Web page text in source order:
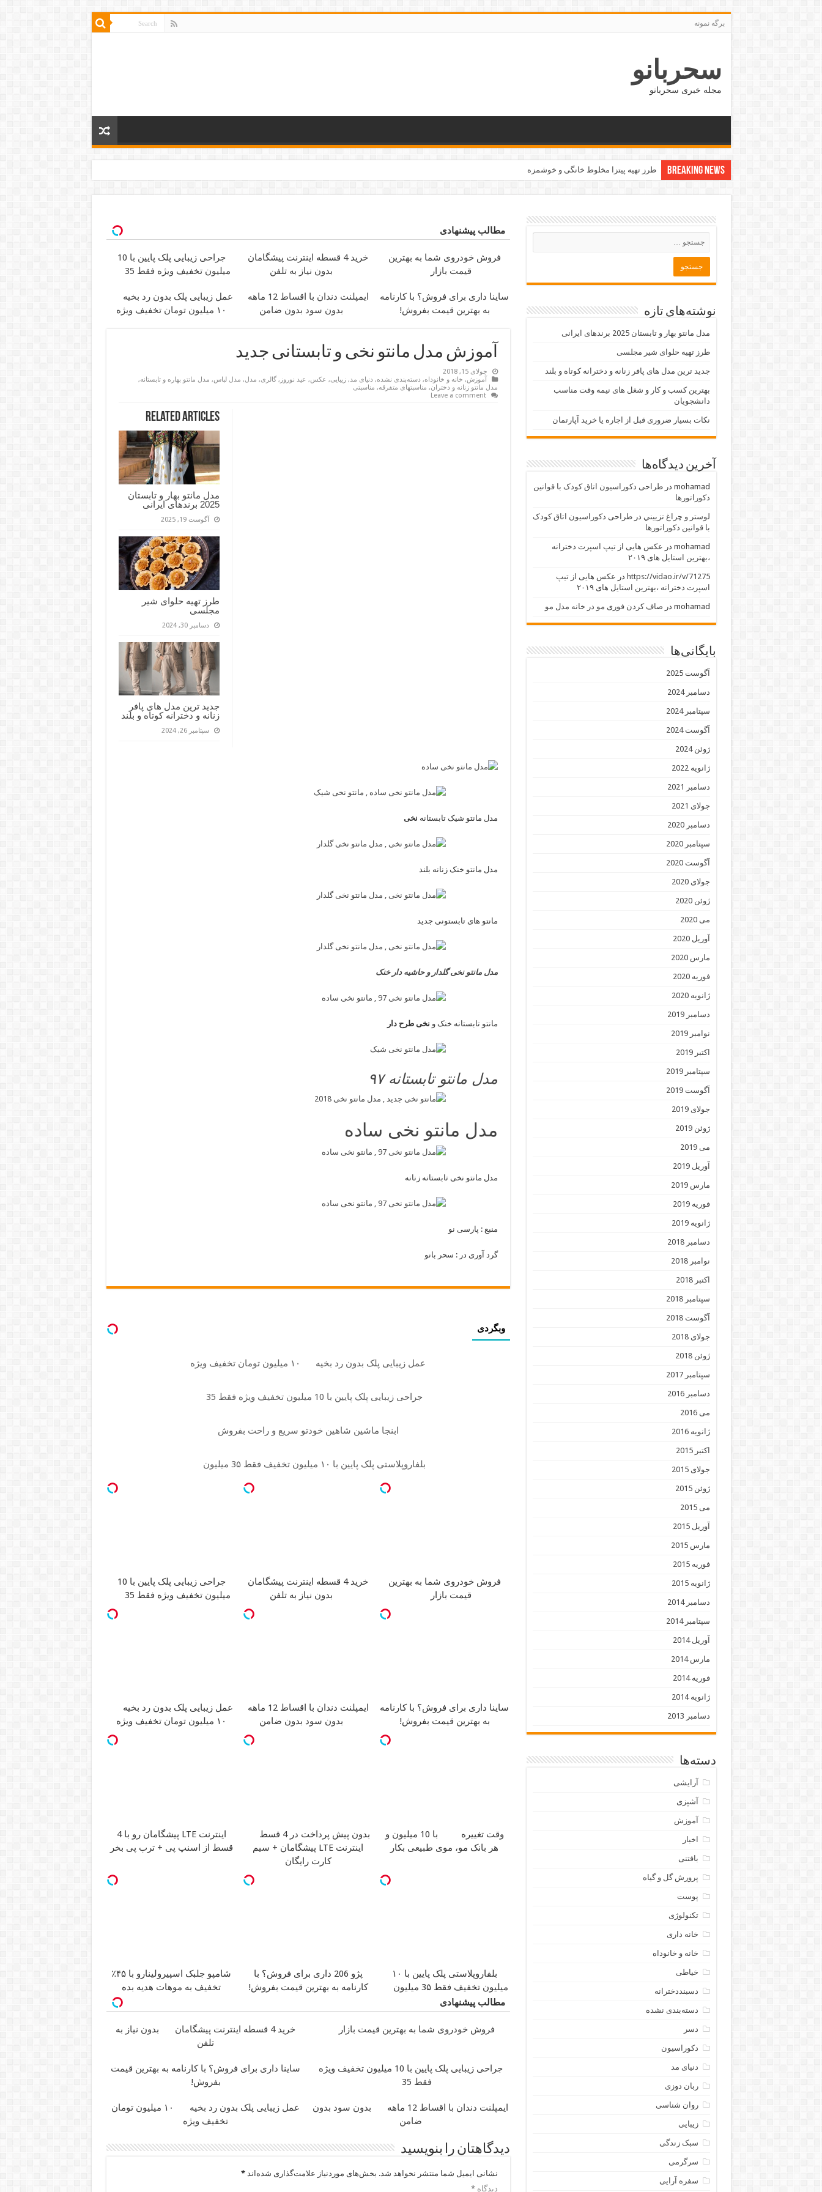
برگه نمونه
سحربانو
مجله خبری سحربانو
Breaking News طرز تهیه سالاد لوبیا،مناسب افراد دیابتی / انواع غذا مخصوص افراد دیابتی
مطالب پیشنهادی
فروش خودروی شما به بهترین
قیمت بازار
خرید 4 قسطه اینترنت پیشگامان
بدون نیاز به تلفن
جراحی زیبایی پلک پایین با 10
میلیون تخفیف ویژه فقط 35
ساینا داری برای فروش؟ با کارنامه
به بهترین قیمت بفروش!
ایمپلنت دندان با اقساط 12 ماهه
بدون سود بدون ضامن
عمل زیبایی پلک بدون رد بخیه
۱۰ میلیون تومان تخفیف ویژه
آموزش مدل مانتو نخی و تابستانی جدید
جولای 15, 2018
آموزش, خانه و خانوداه, دسته‌بندی نشده, دنیای مد,زیبایی, عکس, عید نوروز ,گالری, مدل, مدل لباس, مدل مانتو بهاره و تابستانه,
مدل مانتو زنانه و دختران, مناسبتهای متفرقه, مناسبتی
Leave a comment
Related Articles
مدل مانتو بهار و تابستان
2025 برندهای ایرانی
آگوست 19, 2025
طرز تهیه حلوای شیر
مجلسی
دسامبر 30, 2024
جدید ترین مدل های پافر
زنانه و دخترانه کوتاه و بلند
سپتامبر 26, 2024
مدل مانتو شیک تابستانه نخی
مدل مانتو خنک زنانه بلند
مانتو های تابستونی جدید
مدل مانتو نخی گلدار و حاشیه دار خنک
مانتو تابستانه خنک و نخی طرح دار
مدل مانتو تابستانه ۹۷
مدل مانتو نخی ساده
مدل مانتو نخی تابستانه زنانه
منبع : پارسی نو
گرد آوری در : سحر بانو
وبگردی
عمل زیبایی پلک بدون رد بخیه
جراحی زیبایی پلک پایین با 10 میلیون تخفیف ویژه فقط 35
ابنجا ماشین شاهین خودتو سریع و راحت بفروش
بلفاروپلاستی پلک پایین با ۱۰ میلیون تخفیف فقط 3۵ میلیون
فروش خودروی شما به بهترین
قیمت بازار
خرید 4 قسطه اینترنت پیشگامان
بدون نیاز به تلفن
جراحی زیبایی پلک پایین با 10
میلیون تخفیف ویژه فقط 35
ساینا داری برای فروش؟ با کارنامه
به بهترین قیمت بفروش!
ایمپلنت دندان با اقساط 12 ماهه
بدون سود بدون ضامن
عمل زیبایی پلک بدون رد بخیه
۱۰ میلیون تومان تخفیف ویژه
وقت تغییره
با 10 میلیون و
هر بانک مو، موی طبیعی بکار
بدون پیش پرداخت در 4 قسط
اینترنت LTE پیشگامان + سیم
کارت رایگان
اینترنت LTE پیشگامان رو با 4
قسط از اسنپ پی + ترب پی بخر
بلفاروپلاستی پلک پایین با ۱۰
میلیون تخفیف فقط 3۵ میلیون
پژو 206 داری برای فروش؟ با
کارنامه به بهترین قیمت بفروش!
شامپو جلبک اسپیرولینارو با ۴۵٪
تخفیف به موهات هدیه بده
مطالب پیشنهادی
فروش خودروی شما به بهترین قیمت بازار خرید 4 قسطه اینترنت پیشگامان
بدون نیاز به
تلفن
جراحی زیبایی پلک پایین با 10 میلیون تخفیف ویژه
فقط 35
ساینا داری برای فروش؟ با کارنامه به بهترین قیمت
بفروش!
ایمپلنت دندان با اقساط 12 ماهه
بدون سود بدون
ضامن
عمل زیبایی پلک بدون رد بخیه
۱۰ میلیون تومان
تخفیف ویژه
دیدگاهتان را بنویسید
نشانی ایمیل شما منتشر نخواهد شد. بخش‌های موردنیاز علامت‌گذاری شده‌اند*
دیدگاه*
نوشته‌های تازه
مدل مانتو بهار و تابستان 2025 برندهای ایرانی
طرز تهیه حلوای شیر مجلسی
جدید ترین مدل های پافر زنانه و دخترانه کوتاه و بلند
بهترین کسب و کار و شغل های نیمه وقت مناسب
دانشجویان
نکات بسیار ضروری قبل از اجاره یا خرید آپارتمان
آخرین دیدگاه‌ها
mohamad درطراحی دکوراسیون اتاق کودک با قوانین
دکوراتورها
لوستر و چراغ تزييني درطراحی دکوراسیون اتاق کودک
با قوانین دکوراتورها
mohamad در عکس هایی از تیپ اسپرت دخترانه
،بهترین استایل های ۲۰۱۹
https://vidao.ir/v/71275 در عکس هایی از تیپ
اسپرت دخترانه ،بهترین استایل های ۲۰۱۹
mohamad در صاف کردن فوری مو در خانه مدل مو
بایگانی‌ها
آگوست 2025
دسامبر 2024
سپتامبر 2024
آگوست 2024
ژوئن 2024
ژانویه 2022
دسامبر 2021
جولای 2021
دسامبر 2020
سپتامبر 2020
آگوست 2020
جولای 2020
ژوئن 2020
می 2020
آوریل 2020
مارس 2020
فوریه 2020
ژانویه 2020
دسامبر 2019
نوامبر 2019
اکتبر 2019
سپتامبر 2019
آگوست 2019
جولای 2019
ژوئن 2019
می 2019
آوریل 2019
مارس 2019
فوریه 2019
ژانویه 2019
دسامبر 2018
نوامبر 2018
اکتبر 2018
سپتامبر 2018
آگوست 2018
جولای 2018
ژوئن 2018
سپتامبر 2017
دسامبر 2016
می 2016
ژانویه 2016
اکتبر 2015
جولای 2015
ژوئن 2015
می 2015
آوریل 2015
مارس 2015
فوریه 2015
ژانویه 2015
دسامبر 2014
سپتامبر 2014
آوریل 2014
مارس 2014
فوریه 2014
ژانویه 2014
دسامبر 2013
دسته‌ها
آرایشی
آشپزی
آموزش
اخبار
بافتنی
پرورش گل و گیاه
پوست
تکنولوژی
خانه داری
خانه و خانوداه
خیاطی
دسبنددخترانه
دسته‌بندی نشده
دسر
دکوراسیون
دنیای مد
ربان دوزی
روان شناسی
زیبایی
سبک زندگی
سرگرمی
سفره آرایی